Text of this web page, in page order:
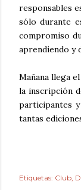
responsables
sólo durante
compromiso
aprendiendo y
Mañana llega
la inscripción
participantes
tantas
Etiquetas: Club